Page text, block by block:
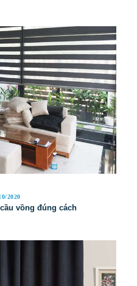
2020
vồng đúng cách